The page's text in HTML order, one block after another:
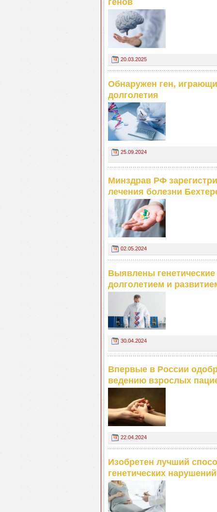
20.03.2025
Обнаружен ген,
долголетия
25.09.2024
Минздрав РФ
лечения болезни
02.05.2024
Выявлены
долголетием и
30.04.2024
Впервые в России
ведению взрослых
22.04.2024
Изобретен лучший
генетических нарушений